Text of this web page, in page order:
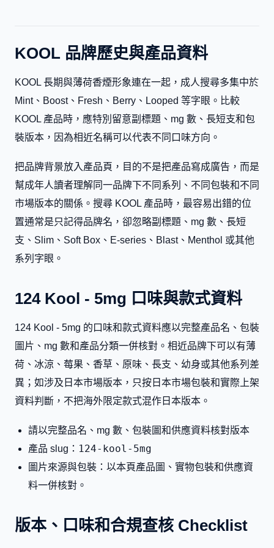
KOOL 品牌歷史與產品資料
KOOL 長期與薄荷香煙形象連在一起，成人搜尋多集中於
Mint、Boost、Fresh、Berry、Looped 等字眼。比較
KOOL 產品時，應特別留意副標題、mg 數、長短支和包
裝版本，因為相近名稱可以代表不同口味方向。
把品牌背景放入產品頁，目的不是把產品寫成廣告，而是
幫成年人讀者理解同一品牌下不同系列、不同包裝和不同
市場版本的關係。搜尋 KOOL 產品時，最容易出錯的位
置通常是只記得品牌名，卻忽略副標題、mg 數、長短
支、Slim、Soft Box、E-series、Blast、Menthol 或其他
系列字眼。
124 Kool - 5mg 口味與款式資料
124 Kool - 5mg 的口味和款式資料應以完整產品名、包裝
圖片、mg 數和產品分類一併核對。相近品牌下可以有薄
荷、冰涼、莓果、香草、原味、長支、幼身或其他系列差
異；如涉及日本市場版本，只按日本市場包裝和實際上架
資料判斷，不把海外限定款式混作日本版本。
請以完整品名、mg 數、包裝圖和供應資料核對版本
產品 slug： 124-kool-5mg
圖片來源與包裝：以本頁產品圖、實物包裝和供應資
料一併核對。
版本、口味和合規查核 Checklist